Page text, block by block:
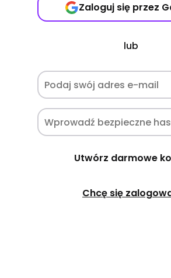
Zaloguj się przez
lub
Utwórz darmowe
Chcę się